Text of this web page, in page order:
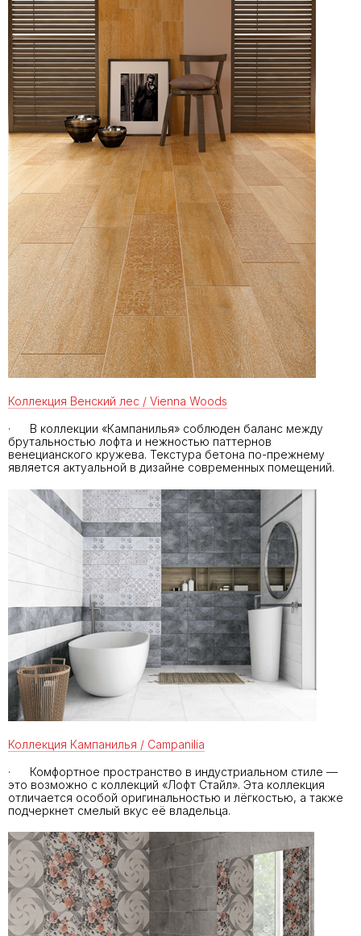
Коллекция Венский лес / Vienna Woods
· В коллекции «Кампанилья» соблюден баланс между
брутальностью лофта и нежностью паттернов
венецианского кружева. Текстура бетона по-прежнему
является актуальной в дизайне современных помещений.
Коллекция Кампанилья / Campanilia
· Комфортное пространство в индустриальном стиле —
это возможно с коллекций «Лофт Стайл». Эта коллекция
отличается особой оригинальностью и лёгкостью, а также
подчеркнет смелый вкус её владельца.